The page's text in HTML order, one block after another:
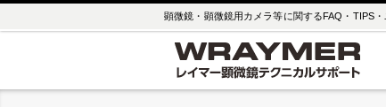
顕微鏡・顕微鏡用カメラ等に関するFAQ・TIPS